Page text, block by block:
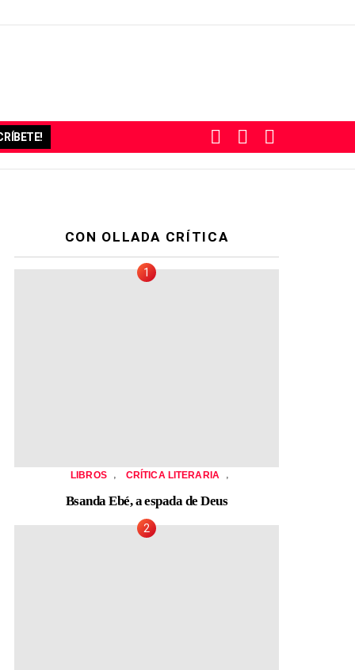
SWITCH
SKIN
BUSCAR
CON OLLADA CRÍTICA
LIBROS , CRÍTICA LITERARIA ,
Bsanda Ebé, a espada de Deus